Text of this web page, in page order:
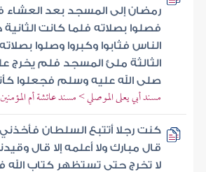
رمضان إلى المسجد بعد
فصلوا بصلاته فلما كانت الثانية
الناس فثابوا وكبروا وصلوا
الثالثة ملئ المسجد فلم يخرج
صلى الله عليه وسلم فجعلوا
مسند أبي يعلى الموصلي > مسند عائشة أم
كنت رجلا أتتبع السلطان
قال مبارك ولا أعلمه إلا قال
لا تخرج حتى تستظهر كتاب